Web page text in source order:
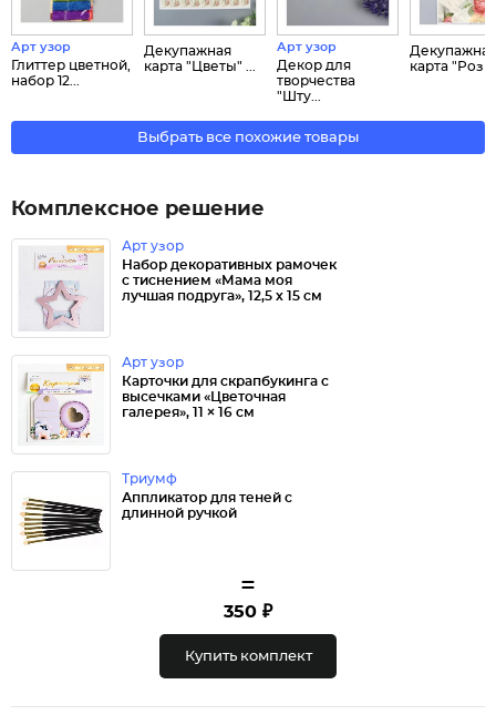
Арт узор
Глиттер цветной,
набор 12...
Декупажная
карта "Цветы" ...
Арт узор
Декор для
творчества
"Шту...
Декупажная
карта "Розы
Выбрать все похожие товары
Комплексное решение
Арт узор
Набор декоративных рамочек
с тиснением «Мама моя
лучшая подруга», 12,5 х 15 см
Арт узор
Карточки для скрапбукинга с
высечками «Цветочная
галерея», 11 × 16 см
Триумф
Аппликатор для теней с
длинной ручкой
=
350 ₽
Купить комплект